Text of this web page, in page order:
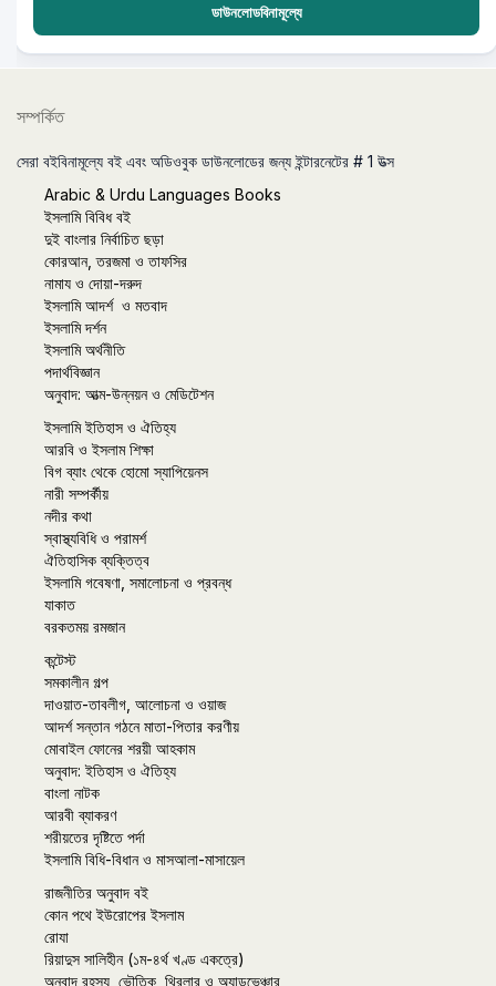
ডাউনলোডবিনামূল্যে
সম্পর্কিত
সেরা বইবিনামূল্যে বই এবং অডিওবুক ডাউনলোডের জন্য ইন্টারনেটের # 1 উত্স
Arabic & Urdu Languages Books
ইসলামি বিবিধ বই
দুই বাংলার নির্বাচিত ছড়া
কোরআন, তরজমা ও তাফসির
নামায ও দোয়া-দরুদ
ইসলামি আদর্শ ও মতবাদ
ইসলামি দর্শন
ইসলামি অর্থনীতি
পদার্থবিজ্ঞান
অনুবাদ: আত্ম-উন্নয়ন ও মেডিটেশন
ইসলামি ইতিহাস ও ঐতিহ্য
আরবি ও ইসলাম শিক্ষা
বিগ ব্যাং থেকে হোমো স্যাপিয়েনস
নারী সম্পর্কীয়
নদীর কথা
স্বাস্থ্যবিধি ও পরামর্শ
ঐতিহাসিক ব্যক্তিত্ব
ইসলামি গবেষণা, সমালোচনা ও প্রবন্ধ
যাকাত
বরকতময় রমজান
কন্টেস্ট
সমকালীন গল্প
দাওয়াত-তাবলীগ, আলোচনা ও ওয়াজ
আদর্শ সন্তান গঠনে মাতা-পিতার করণীয়
মোবাইল ফোনের শরয়ী আহকাম
অনুবাদ: ইতিহাস ও ঐতিহ্য
বাংলা নাটক
আরবী ব্যাকরণ
শরীয়তের দৃষ্টিতে পর্দা
ইসলামি বিধি-বিধান ও মাসআলা-মাসায়েল
রাজনীতির অনুবাদ বই
কোন পথে ইউরোপের ইসলাম
রোযা
রিয়াদুস সালিহীন (১ম-৪র্থ খণ্ড একত্রে)
অনুবাদ রহস্য, ভৌতিক, থ্রিলার ও অ্যাডভেঞ্চার